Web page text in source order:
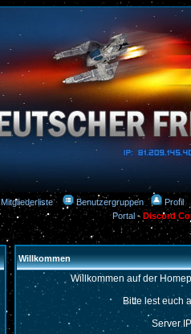
Mitgliederliste Benutzergruppen Profil
Portal-Discord
Willkommen
Willkommen auf der
Bitte lest euch
Server